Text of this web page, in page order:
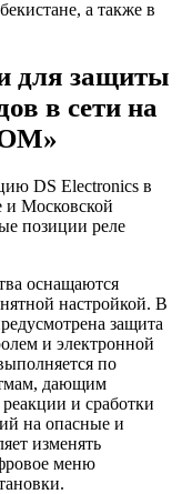
а также в
для защиты
в сети на
DS Electronics в
и Московской
позиции реле
оснащаются
настройкой. В
защита
и электронной
по
дающим
и сработки
на опасные и
изменять
меню